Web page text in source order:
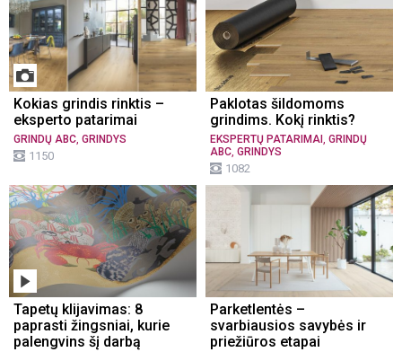
Kokias grindis rinktis –
eksperto patarimai
GRINDŲ ABC GRINDYS
1150
Paklotas šildomoms
grindims. Kokį rinktis?
EKSPERTŲ PATARIMAI GRINDŲ
ABC GRINDYS
1082
Tapetų klijavimas: 8
paprasti žingsniai, kurie
palengvins šį darbą
Parketlentės –
svarbiausios savybės ir
priežiūros etapai